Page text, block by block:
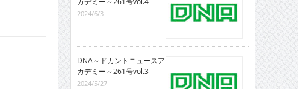
2024/6/3
DNA～ドカントニュースア
カデミー～261号vol.3
2024/5/27